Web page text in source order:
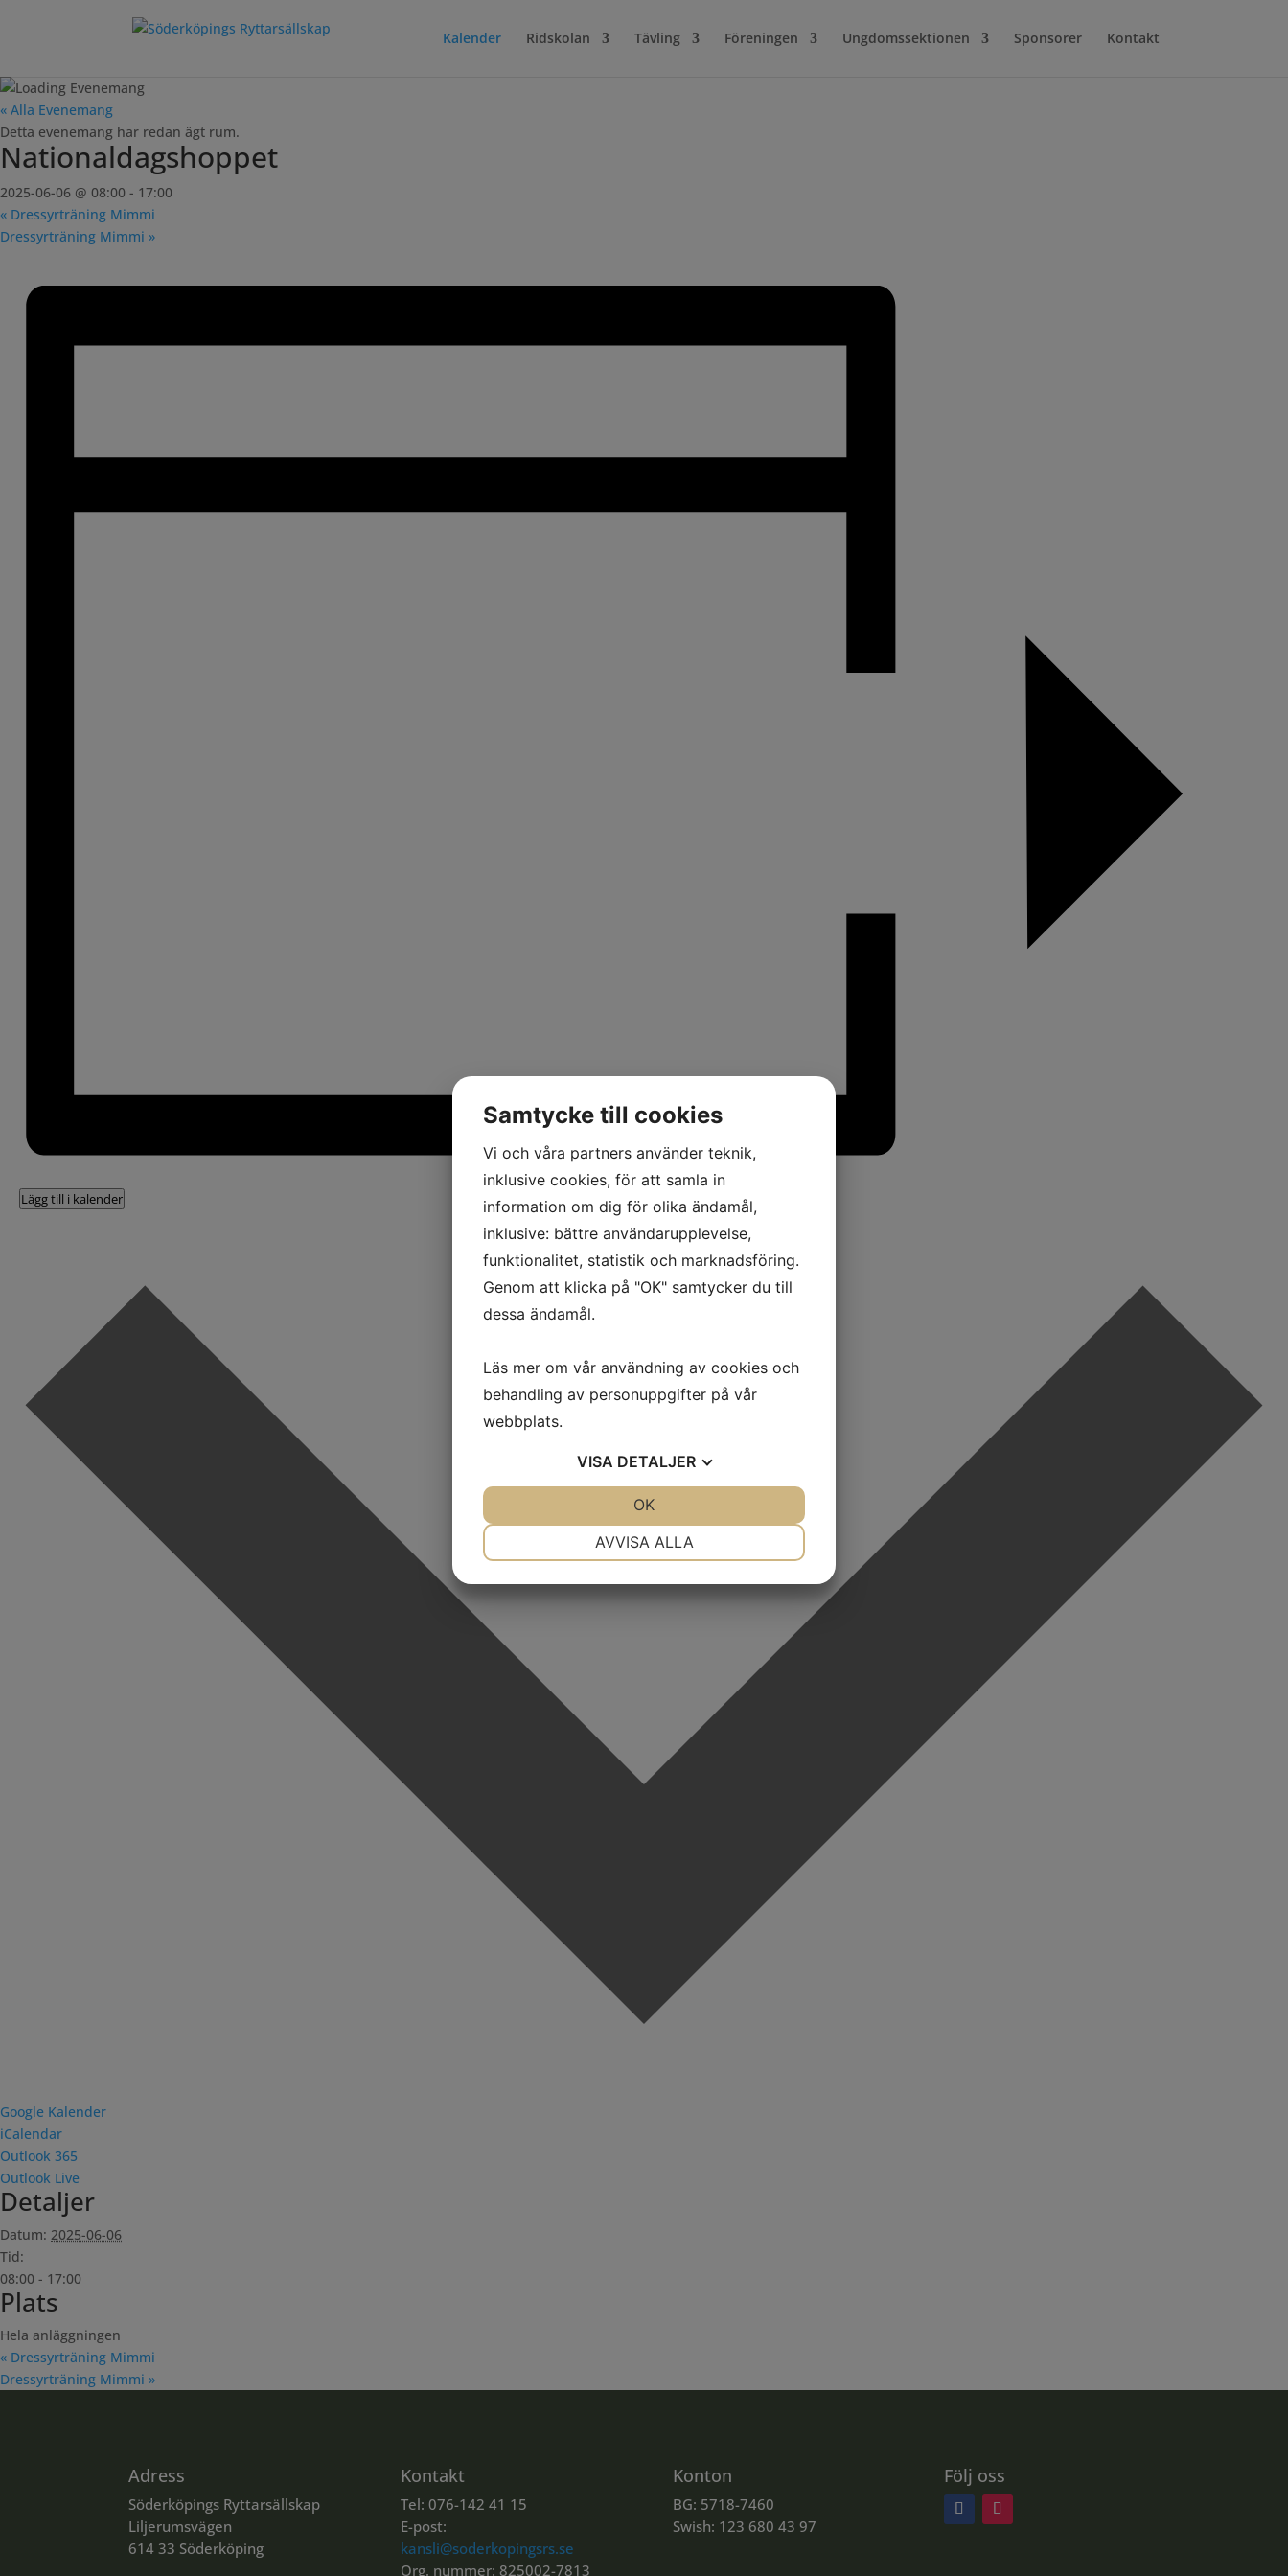
Kalender Ridskolan Tävling Föreningen Ungdomssektionen Sponsorer Kontakt
« Alla Evenemang
Detta evenemang har redan ägt rum.
Nationaldagshoppet
2025-06-06 @ 08:00 - 17:00
« Dressyrträning Mimmi
Dressyrträning Mimmi »
Lägg till i kalender
Google Kalender
iCalendar
Outlook 365
Outlook Live
Detaljer
Datum: 2025-06-06
Tid:
08:00 - 17:00
Plats
Hela anläggningen
« Dressyrträning Mimmi
Dressyrträning Mimmi »
Adress
Söderköpings Ryttarsällskap
Liljerumsvägen
614 33 Söderköping
Kontakt
Tel: 076-142 41 15
E-post:
kansli@soderkopingsrs.se
Org. nummer: 825002-7813
Konton
BG: 5718-7460
Swish: 123 680 43 97
Följ oss
Samtycke till cookies
Vi och våra partners använder teknik,
inklusive cookies, för att samla in
information om dig för olika ändamål,
inklusive: bättre användarupplevelse,
funktionalitet, statistik och marknadsföring.
Genom att klicka på "OK" samtycker du till
dessa ändamål.
Läs mer om vår användning av cookies och
behandling av personuppgifter på vår
webbplats.
VISA DETALJER
AVVISA ALLA
OK